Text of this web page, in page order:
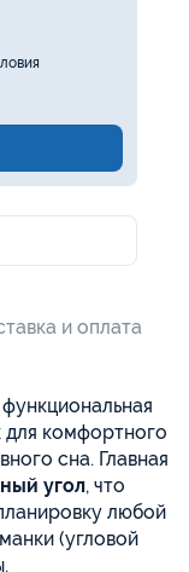
и оплата
для комфортного
сна. Главная
угол, что
любой
(угловой